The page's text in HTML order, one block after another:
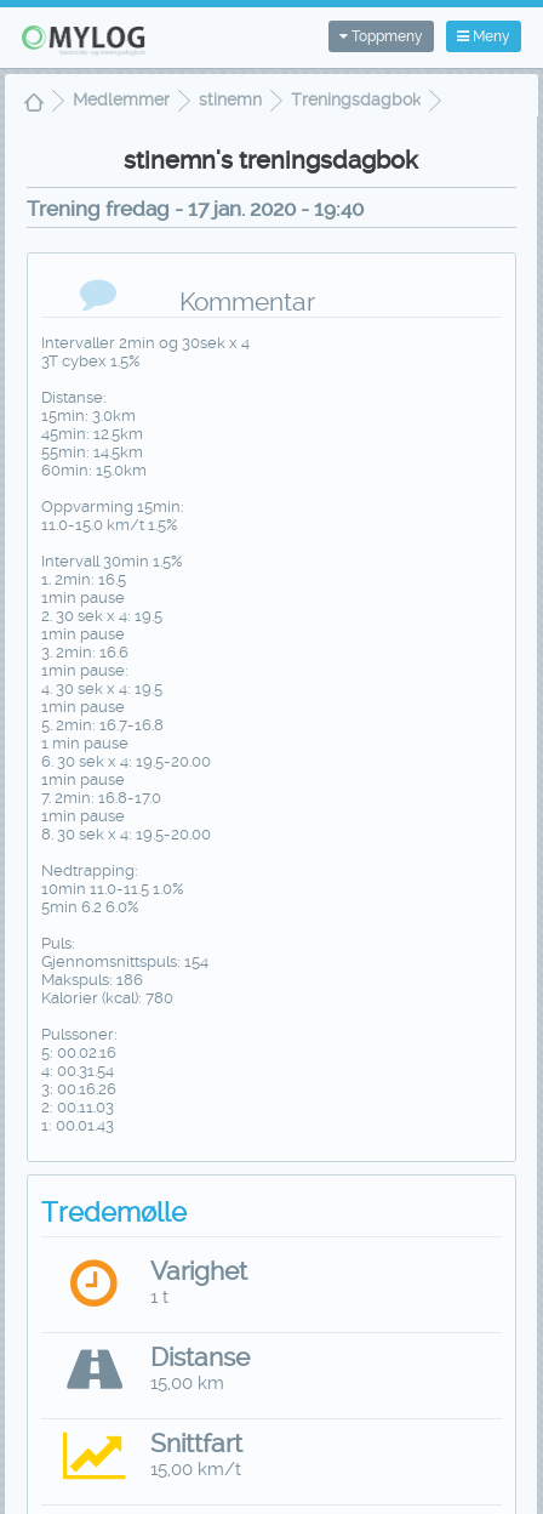
Meny
Toppmeny
Medlemmer stinemn
Treningsdagbok
stinemn's treningsdagbok
Trening fredag - 17 jan. 2020 - 19:40
Kommentar
Intervaller 2min og 30sek x 4
3T cybex 1.5%
Distanse:
15min: 3.0km
45min: 12.5km
55min: 14.5km
60min: 15.0km
Oppvarming 15min:
11.0-15.0 km/t 1.5%
Intervall 30min 1.5%
1. 2min: 16.5
1min pause
2. 30 sek x 4: 19.5
1min pause
3. 2min: 16.6
1min pause:
4. 30 sek x 4: 19.5
1min pause
5. 2min: 16.7-16.8
1 min pause
6. 30 sek x 4: 19.5-20.00
1min pause
7. 2min: 16.8-17.0
1min pause
8. 30 sek x 4: 19.5-20.00
Nedtrapping:
10min 11.0-11.5 1.0%
5min 6.2 6.0%
Puls:
Gjennomsnittspuls: 154
Makspuls: 186
Kalorier (kcal): 780
Pulssoner:
5: 00.02.16
4: 00.31.54
3: 00.16.26
2: 00.11.03
1: 00.01.43
Tredemølle
Varighet
1 t
Distanse
15,00 km
Snittfart
15,00 km/t